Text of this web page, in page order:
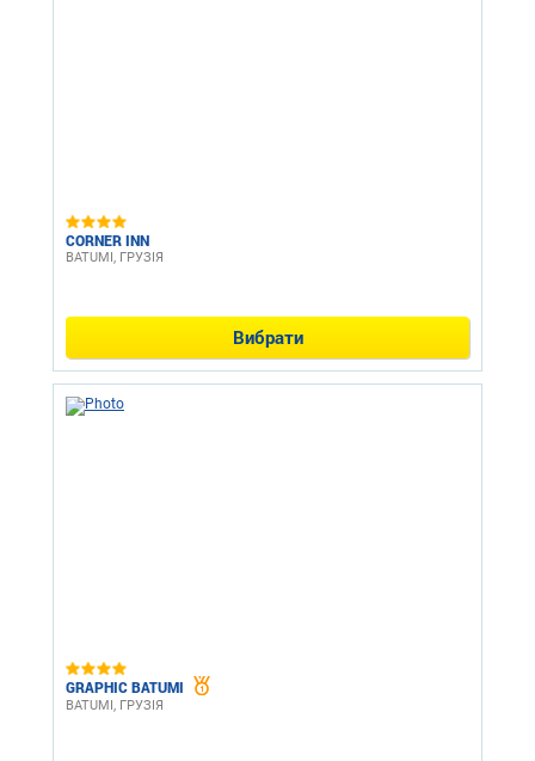
CORNER INN
BATUMI, ГРУЗІЯ
Вибрати
GRAPHIC BATUMI
BATUMI, ГРУЗІЯ